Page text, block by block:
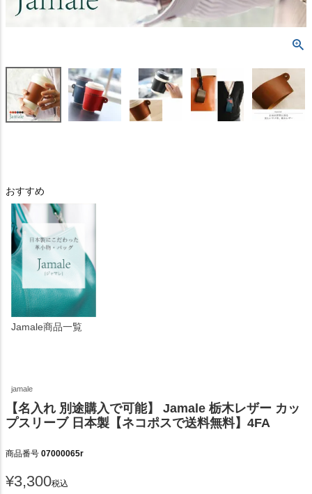
おすすめ
Jamale商品一覧
jamale
【名入れ 別途購入で可能】 Jamale 栃木レザー カッ
プスリーブ 日本製【ネコポスで送料無料】4FA
商品番号 07000065r
¥3,300税込